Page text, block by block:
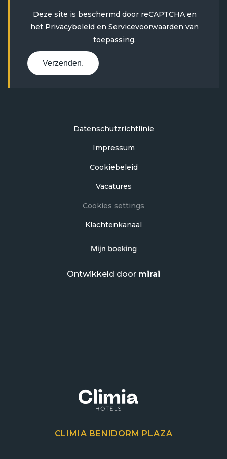
Deze site is beschermd door reCAPTCHA en
het Privacybeleid en Servicevoorwaarden van
toepassing.
Verzenden.
Datenschutzrichtlinie
Impressum
Cookiebeleid
Vacatures
Cookies settings
Klachtenkanaal
Mijn boeking
Ontwikkeld door mirai
CLIMIA BENIDORM PLAZA